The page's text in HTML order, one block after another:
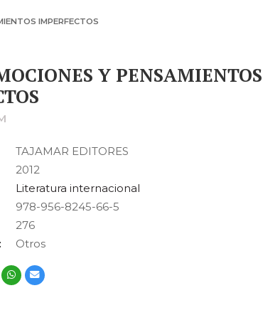
IMPERFECTOS
Y PENSAMIENTOS
TAJAMAR EDITORES
2012
Literatura internacional
978-956-8245-66-5
276
Otros